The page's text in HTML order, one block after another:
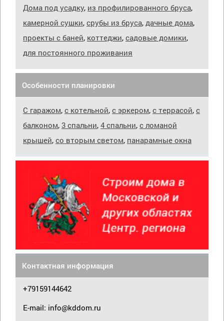
Дома под усадку, из профилированного бруса,
камерной сушки, срубы из бруса, дачные дома,
проекты с баней, коттеджи, садовые домики,
для постоянного проживания
Особенности планировки
С гаражом, с котельной, с эркером, с террасой, с
балконом, 3 спальни, 4 спальни, с ломаной
крышей, со вторым светом, панарамные окна
Контактная информация
+79159144642
E-mail: info@kddom.ru